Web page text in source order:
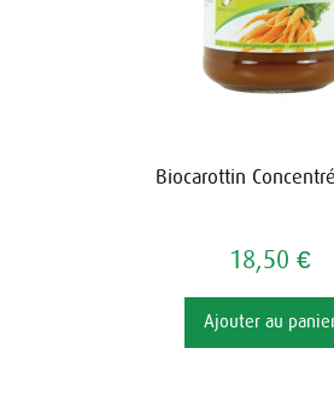
Biocarottin
18,50 €
Ajouter au